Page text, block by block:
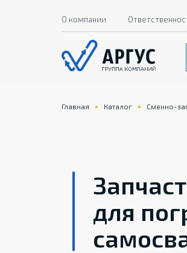
О компании
Главная Каталог Сменно-
для